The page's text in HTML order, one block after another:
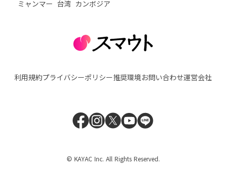
ミャンマー 台湾 カンボジア
利用規約プライバシーポリシー推奨環境お問い合わせ運営会社
© KAYAC Inc. All Rights Reserved.